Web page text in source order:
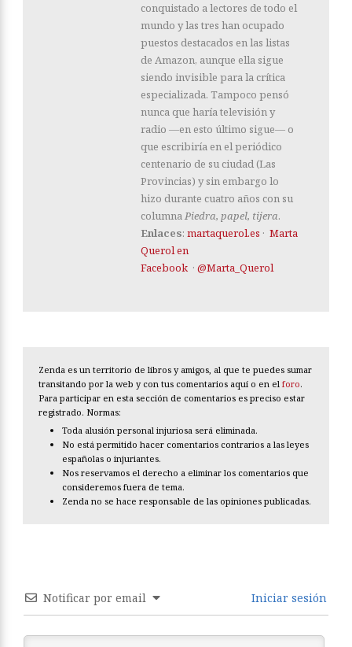
conquistado a lectores de todo el
mundo y las tres han ocupado
puestos destacados en las listas
de Amazon, aunque ella sigue
siendo invisible para la crítica
especializada. Tampoco pensó
nunca que haría televisión y
radio ―en esto último sigue― o
que escribiría en el periódico
centenario de su ciudad (Las
Provincias) y sin embargo lo
hizo durante cuatro años con su
columnaPiedra, papel, tijera.
Enlaces: martaquerol.es · Marta
Querol en
Facebook · @Marta_Querol
Zenda es un territorio de libros y amigos, al que te puedes sumar
transitando por la web y con tus comentarios aquí o en el foro.
Para participar en esta sección de comentarios es preciso estar
registrado. Normas:
Toda alusión personal injuriosa será eliminada.
No está permitido hacer comentarios contrarios a las leyes
españolas o injuriantes.
Nos reservamos el derecho a eliminar los comentarios que
consideremos fuera de tema.
Zenda no se hace responsable de las opiniones publicadas.
Notificar por email Iniciar sesión